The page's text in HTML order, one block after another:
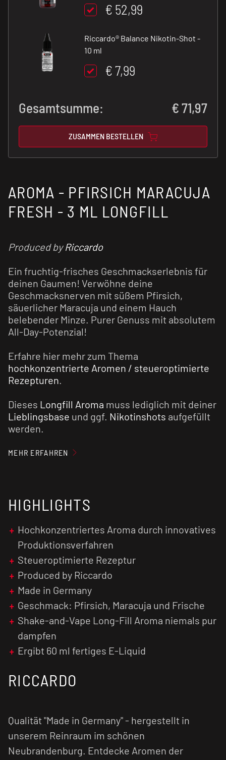
€ 52,99
Riccardo® Balance Nikotin-Shot -
10 ml
€ 7,99
Gesamtsumme: €71,97
ZUSAMMEN BESTELLEN
AROMA - PFIRSICH MARACUJA
FRESH - 3 ML LONGFILL
Produced byRiccardo
Ein fruchtig-frisches Geschmackserlebnis für
deinen Gaumen! Verwöhne deine
Geschmacksnerven mit süßem Pfirsich,
säuerlicher Maracuja und einem Hauch
belebender Minze. Purer Genuss mit absolutem
All-Day-Potenzial!
Erfahre hier mehr zum Thema
hochkonzentrierte Aromen / steueroptimierte
Rezepturen
Dieses Longfill Aroma muss lediglich mit deiner
Lieblingsbase und ggf. Nikotinshots aufgefüllt
werden.
Nach dem Auffüllen schüttelst du die Flasche
losdampfen!
Unser Tipp: Der Geschmack wird in der Regel
intensiver, je länger das fertig gemischte E-
Liquidreift.
Achtung:Aromaniemals pur dampfen!
MEHR ERFAHREN
HIGHLIGHTS
Hochkonzentriertes Aroma durch innovatives
Produktionsverfahren
Steueroptimierte Rezeptur
Produced by Riccardo
Made in Germany
Geschmack: Pfirsich, Maracuja und Frische
Shake-and-Vape Long-Fill Aroma niemals pur
dampfen
Ergibt 60 ml fertiges E-Liquid
RICCARDO
Qualität "Made in Germany" - hergestellt in
unserem Reinraum im schönen
Neubrandenburg. Entdecke Aromen der